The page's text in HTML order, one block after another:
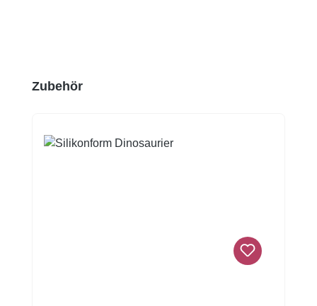
Produktgalerie überspringen
Zubehör